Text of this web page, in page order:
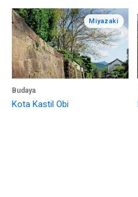
Miyazaki
Budaya
Kota Kastil Obi